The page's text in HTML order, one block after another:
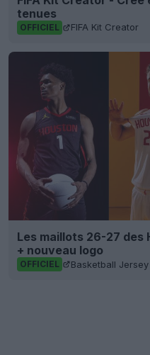
tenues
OFFICIEL FIFA Kit Creator
Les maillots 26-27 des
+ nouveau logo
OFFICIEL Basketball